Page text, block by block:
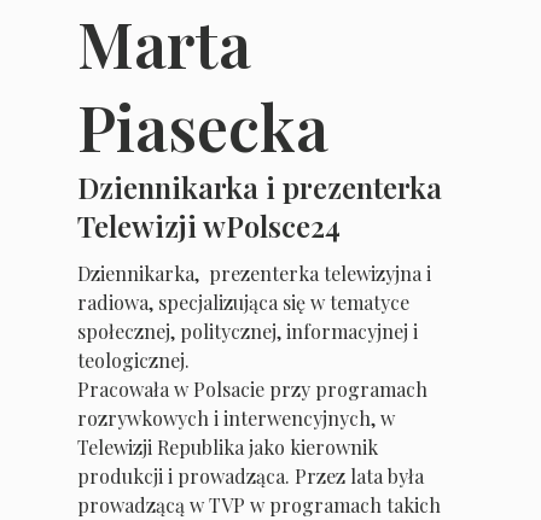
Marta
Piasecka
Dziennikarka i prezenterka
Telewizji wPolsce24
Dziennikarka, prezenterka telewizyjna i
radiowa, specjalizująca się w tematyce
społecznej, politycznej, informacyjnej i
teologicznej.
Pracowała w Polsacie przy programach
rozrywkowych i interwencyjnych, w
Telewizji Republika jako kierownik
produkcji i prowadząca. Przez lata była
prowadzącą w TVP w programach takich